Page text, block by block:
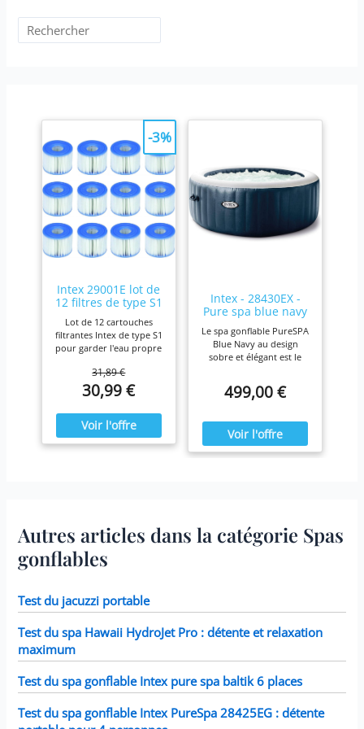
Intex 29001E lot de
12 filtres de type S1
Lot de 12 cartouches
filtrantes Intex de type S1
pour garder l'eau propre
efficacité maximale,
nettoyez les cartouches
chaque semaine et
remplacez-les une fois
par mois ou plus tôt Il est
fabriqué avec du papier
28443E, 28453E, 28421E,
28423E, 28413E, et 28453E.
Chaque filtre mesure 7,6 x
10,2 cm.
31,89 €
30,99 €
-3%
Intex - 28430EX -
Pure spa blue navy
Le spa gonflable PureSPA
Blue Navy au design
sobre et élégant est le
l'année. Ressourcez-vous
en hiver,
confortablement installé
dans votre spa Blue Navy.
499,00 €
Autres articles dans la catégorie Spas
gonflables
Test du jacuzzi portable
Test du spa Hawaii HydroJet Pro : détente et relaxation
maximum
Test du spa gonflable Intex pure spa baltik 6 places
Test du spa gonflable Intex PureSpa 28425EG : détente